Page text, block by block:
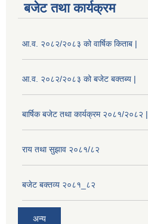
बजेट तथा कार्यक्रम
आ.व. २०८२/२०८३ को वार्षिक किताब |
आ.व. २०८२/२०८३ को बजेट बक्तब्य |
बार्षिक बजेट तथा कार्यक्रम २०८१/२०८२ |
राय तथा सुझाव २०८१/८२
बजेट बक्तव्य २०८१_८२
अन्य